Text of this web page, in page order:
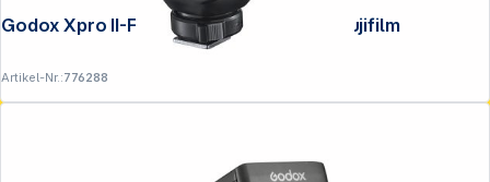
Godox Xpro II-F Transmitter mit BT für Fujifilm
Artikel-Nr.:776288